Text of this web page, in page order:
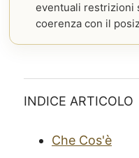
eventuali restrizioni
coerenza con il
INDICE ARTICOLO
Che Cos'è